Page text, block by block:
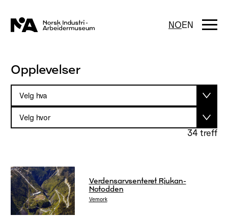
innhold
NOEN
Opplevelser
34 treff
Verdensarvsenteret Rjukan-
Notodden
Vemork